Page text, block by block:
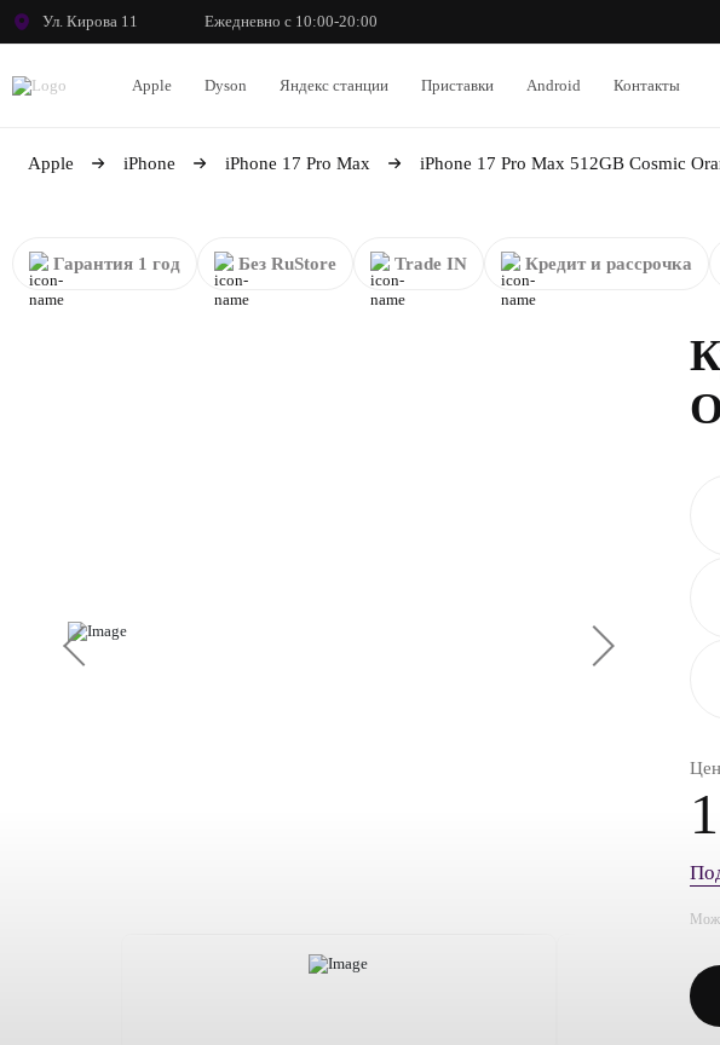
Ул. Кирова 11 Ежедневно с 10:00-20:00
Apple Dyson Яндекс станции Приставки Android Контакты
Apple iPhone iPhone 17 Pro Max iPhone 17 Pro Max 512GB Cosmic
Гарантия 1 год Без RuStore Trade IN Кредит и рассрочка